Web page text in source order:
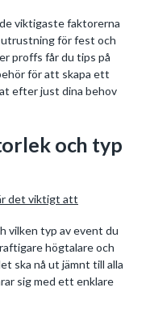
viktigaste faktorerna
utrustning för fest och
proffs får du tips på
för att skapa ett
efter just dina behov
och typ
det viktigt att
vilken typ av event du
högtalare och
ska nå ut jämnt till alla
sig med ett enklare